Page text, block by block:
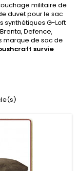
militaire de
duvet pour le sac
synthétiques G-Loft
Defence,
marque de sac de
survie